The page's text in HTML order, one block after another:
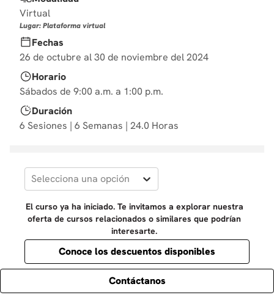
10. marketing
Virtual
Lugar: Plataforma virtual
Fechas
26 de octubre al 30 de noviembre del 2024
Horario
Sábados de 9:00 a.m. a 1:00 p.m.
Duración
6 Sesiones | 6 Semanas | 24.0 Horas
Selecciona una opción
El curso ya ha iniciado. Te invitamos a explorar nuestra
oferta de cursos relacionados o similares que podrían
interesarte.
Conoce los descuentos disponibles
Contáctanos